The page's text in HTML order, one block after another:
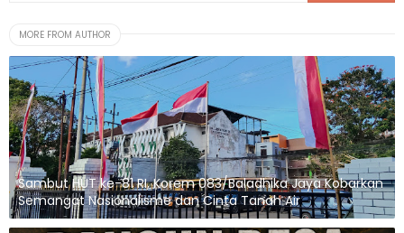
MORE FROM AUTHOR
Sambut HUT ke-81 RI, Korem 083/Baladhika Jaya Kobarkan
Semangat Nasionalisme dan Cinta Tanah Air